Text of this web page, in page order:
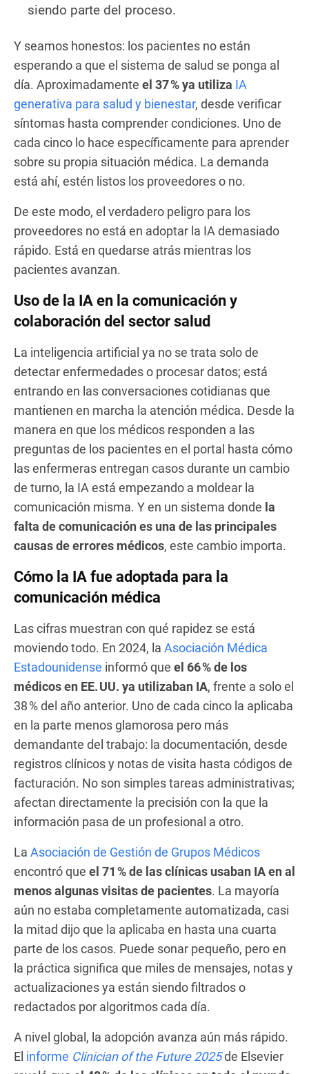
siendo parte del proceso.
Y seamos honestos: los pacientes no están
esperando a que el sistema de salud se ponga al
día. Aproximadamente el 37 % ya utiliza IA
generativa para salud y bienestar, desde verificar
síntomas hasta comprender condiciones. Uno de
cada cinco lo hace específicamente para aprender
sobre su propia situación médica. La demanda
está ahí, estén listos los proveedores o no.
De este modo, el verdadero peligro para los
proveedores no está en adoptar la IA demasiado
rápido. Está en quedarse atrás mientras los
pacientes avanzan.
Uso de la IA en la comunicación y
colaboración del sector salud
La inteligencia artificial ya no se trata solo de
detectar enfermedades o procesar datos; está
entrando en las conversaciones cotidianas que
mantienen en marcha la atención médica. Desde la
manera en que los médicos responden a las
preguntas de los pacientes en el portal hasta cómo
las enfermeras entregan casos durante un cambio
de turno, la IA está empezando a moldear la
comunicación misma. Y en un sistema donde la
falta de comunicación es una de las principales
causas de errores médicos, este cambio importa.
Cómo la IA fue adoptada para la
comunicación médica
Las cifras muestran con qué rapidez se está
moviendo todo. En 2024, la Asociación Médica
Estadounidense informó que el 66 % de los
médicos en EE. UU. ya utilizaban IA, frente a solo el
38 % del año anterior. Uno de cada cinco la aplicaba
en la parte menos glamorosa pero más
demandante del trabajo: la documentación, desde
registros clínicos y notas de visita hasta códigos de
facturación. No son simples tareas administrativas;
afectan directamente la precisión con la que la
información pasa de un profesional a otro.
La Asociación de Gestión de Grupos Médicos
encontró que el 71 % de las clínicas usaban IA en al
menos algunas visitas de pacientes. La mayoría
aún no estaba completamente automatizada, casi
la mitad dijo que la aplicaba en hasta una cuarta
parte de los casos. Puede sonar pequeño, pero en
la práctica significa que miles de mensajes, notas y
actualizaciones ya están siendo filtrados o
redactados por algoritmos cada día.
A nivel global, la adopción avanza aún más rápido.
El informe Clinician of the Future 2025de Elsevier